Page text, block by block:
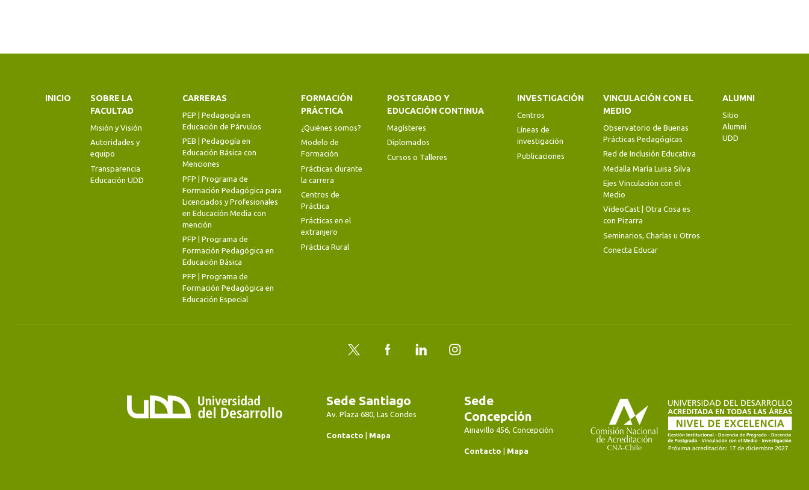
INICIO
SOBRE LA
FACULTAD
Misión y Visión
Autoridades y
equipo
Transparencia
Educación UDD
CARRERAS
PEP | Pedagogía en
Educación de Párvulos
PEB | Pedagogía en
Educación Básica con
Menciones
PFP | Programa de
Formación Pedagógica para
Licenciados y Profesionales
en Educación Media con
mención
PFP | Programa de
Formación Pedagógica en
Educación Básica
PFP | Programa de
Formación Pedagógica en
Educación Especial
FORMACIÓN
PRÁCTICA
¿Quiénes somos?
Modelo de
Formación
Prácticas durante
la carrera
Centros de
Práctica
Prácticas en el
extranjero
Práctica Rural
POSTGRADO Y
EDUCACIÓN CONTINUA
Magísteres
Diplomados
Cursos o Talleres
INVESTIGACIÓN
Centros
Líneas de
investigación
Publicaciones
VINCULACIÓN CON EL
MEDIO
Observatorio de Buenas
Prácticas Pedagógicas
Red de Inclusión Educativa
Medalla María Luisa Silva
Ejes Vinculación con el
Medio
VideoCast | Otra Cosa es
con Pizarra
Seminarios, Charlas u Otros
Conecta Educar
ALUMNI
Sitio
Alumni
UDD
Twitter FacebookLinkedInInstagram
Sede Santiago
Av. Plaza 680, Las Condes
Contacto | Mapa
Sede
Concepción
Ainavillo 456, Concepción
Contacto | Mapa